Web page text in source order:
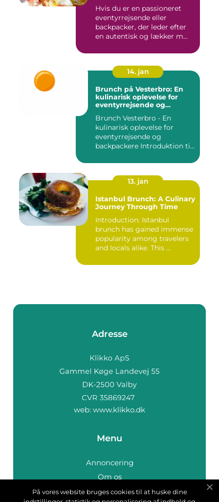
Hvis du er en passioneret
eventyrrejsende eller
backpacker, der leder efter
en autentisk og lækker m...
14. jan
Brunch på Vesterbro: En
kulinarisk oplevelse for
eventyrrejsende og
Brunch Vesterbro - En
kulinarisk oplevelse for
eventyrrejsende og
backpackere Introduktion til
13. jan
Istanbul Brunch: A Culinary
Journey Through Time
Introduction: Istanbul
brunch has gained immense
popularity among travelers
and locals alike. This ...
Adresse
web: www.klikko.dk
Menu
Annoncering
Om os
Cookies
På vores website bruges cookies til at huske dine